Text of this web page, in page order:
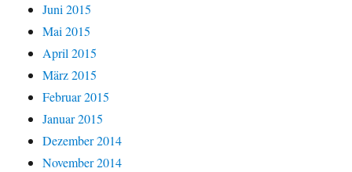
Juni 2015
Mai 2015
April 2015
März 2015
Februar 2015
Januar 2015
Dezember 2014
November 2014